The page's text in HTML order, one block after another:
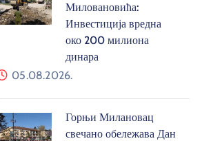
Миловановића:
Инвестиција вредна
око 200 милиона
динара
05.08.2026.
Горњи Милановац
свечано обележава Дан